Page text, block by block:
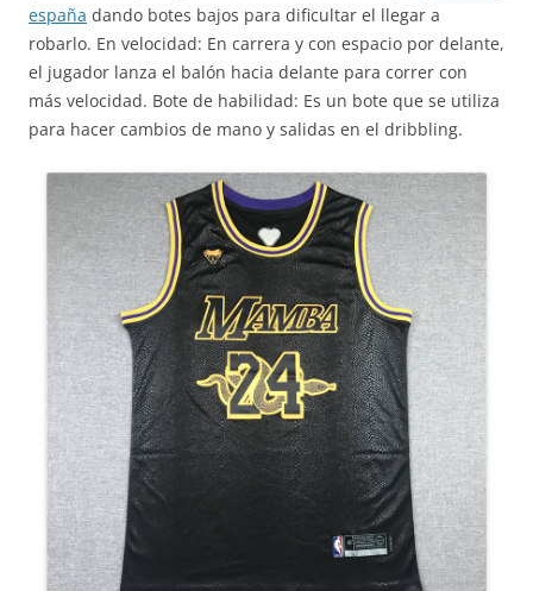
españa dando botes bajos para dificultar el llegar a
robarlo. En velocidad: En carrera y con espacio por delante,
el jugador lanza el balón hacia delante para correr con
más velocidad. Bote de habilidad: Es un bote que se utiliza
para hacer cambios de mano y salidas en el dribbling.